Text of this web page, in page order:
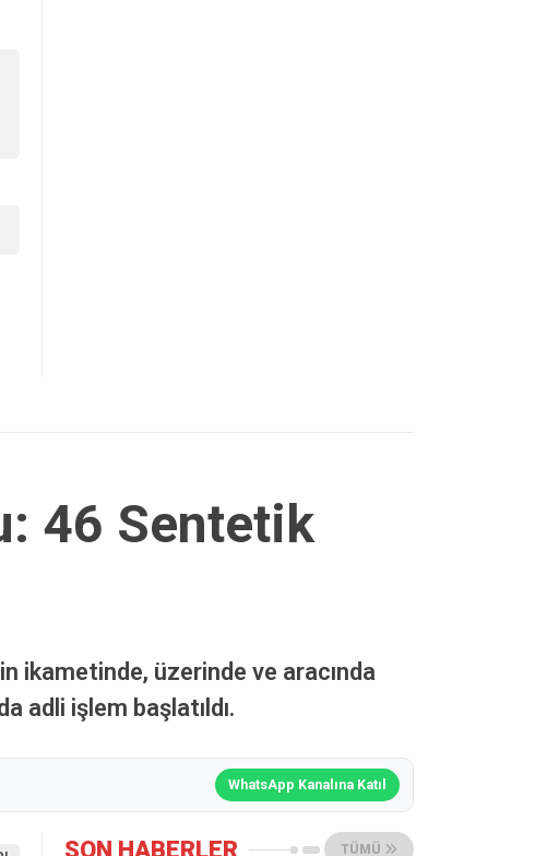
46 Sentetik
ikametinde, üzerinde ve aracında
adli işlem başlatıldı.
WhatsApp Kanalına Katıl
SON HABERLER TÜMÜ